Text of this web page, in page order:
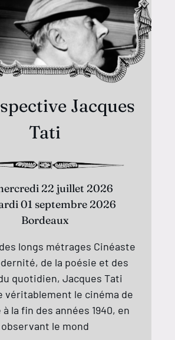
Jacques
Tati
22 juillet 2026
01 septembre 2026
Bordeaux
longs métrages Cinéaste
de la poésie et des
quotidien, Jacques Tati
véritablement le cinéma de
la fin des années 1940, en
observant le mond